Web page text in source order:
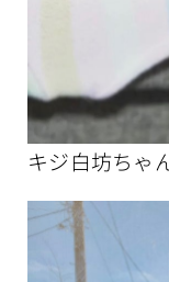
キジ白坊ちゃ